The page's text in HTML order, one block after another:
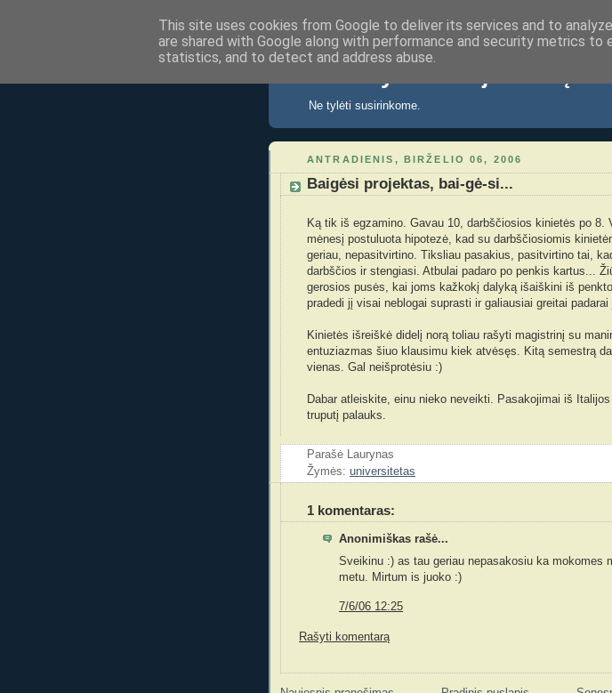
Ne tylėti susirinkome.
ANTRADIENIS, BIRŽELIO 06, 2006
Baigėsi projektas, bai-gė-si...
Ką tik iš egzamino. Gavau 10, darbščiosios kinietės po 8.
mėnesį postuluota hipotezė, kad su darbščiosiomis
geriau, nepasitvirtino. Tiksliau pasakius, pasitvirtino tai,
darbščios ir stengiasi. Atbulai padaro po penkis kartus...
gerosios pusės, kai joms kažkokį dalyką išaiškini iš
pradedi jį visai neblogai suprasti ir galiausiai greitai padarai
Kinietės išreiškė didelį norą toliau rašyti magistrinį su
entuziazmas šiuo klausimu kiek atvėsęs. Kitą semestrą
vienas. Gal neišprotėsiu :)
Dabar atleiskite, einu nieko neveikti. Pasakojimai iš
truputį palauks.
Parašė Laurynas
Žymės: universitetas
1 komentaras:
Anonimiškas rašė...
Sveikinu :) as tau geriau nepasakosiu ka mokomes
metu. Mirtum is juoko :)
7/6/06 12:25
Rašyti komentarą
This site uses cookies from Google to deliver its services and to
are shared with Google along with performance and security metrics to
statistics, and to detect and address abuse.